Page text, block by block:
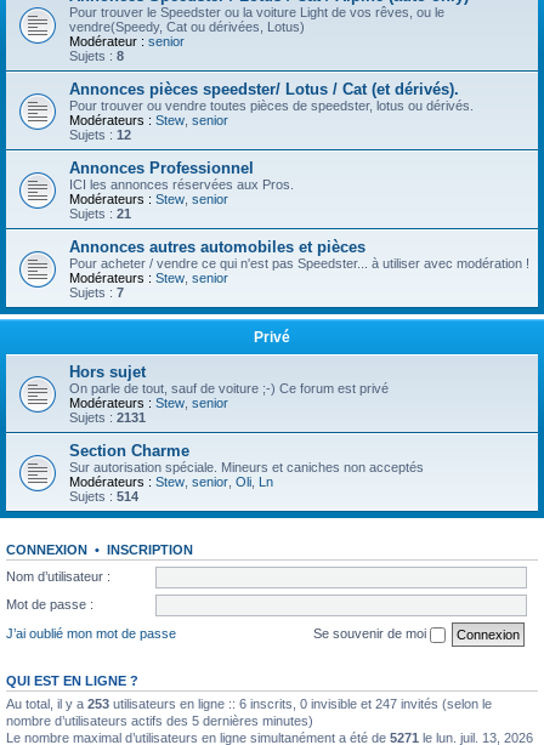
Pour trouver le Speedster ou la voiture Light de vos rêves, ou le
vendre(Speedy, Cat ou dérivées, Lotus)
Modérateur : senior
Sujets : 8
Annonces pièces speedster/ Lotus / Cat (et dérivés).
Pour trouver ou vendre toutes pièces de speedster, lotus ou dérivés.
Modérateurs : Stew senior
Sujets : 12
Annonces Professionnel
ICI les annonces réservées aux Pros.
Modérateurs : Stew senior
Sujets : 21
Annonces autres automobiles et pièces
Pour acheter / vendre ce qui n'est pas Speedster... à utiliser avec modération !
Modérateurs : Stew senior
Sujets : 7
Privé
Hors sujet
On parle de tout, sauf de voiture ;-) Ce forum est privé
Modérateurs : Stew senior
Sujets : 2131
Section Charme
Sur autorisation spéciale. Mineurs et caniches non acceptés
Modérateurs : Stew senior Oli Ln
Sujets : 514
CONNEXION • INSCRIPTION
Nom d’utilisateur :
Mot de passe :
J’ai oublié mon mot de passe
Se souvenir de moi
QUI EST EN LIGNE ?
Au total, il y a 253 utilisateurs en ligne :: 6 inscrits, 0 invisible et 247 invités (selon le
nombre d’utilisateurs actifs des 5 dernières minutes)
Le nombre maximal d’utilisateurs en ligne simultanément a été de 5271 le lun. juil. 13, 2026